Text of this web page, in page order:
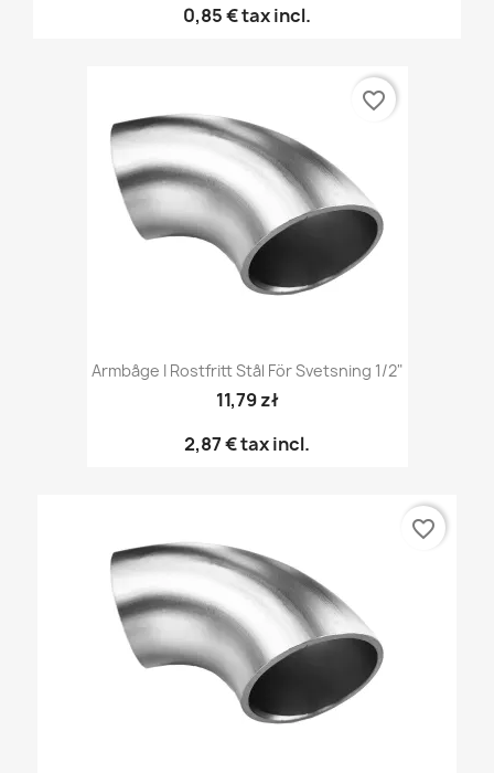
0,85 €tax incl.
Armbåge I Rostfritt Stål För Svetsning 1/2"
11,79 zł
2,87 €tax incl.
favorite_border
favorite_border